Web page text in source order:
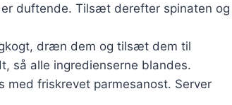
duftende. Tilsæt derefter spinaten og
dræn dem og tilsæt dem til
så alle ingredienserne blandes.
med friskrevet parmesanost. Server